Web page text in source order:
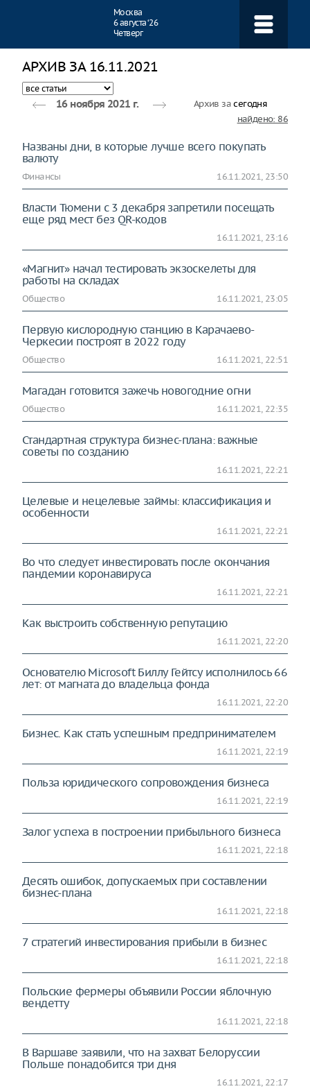
Москва
6 августа ‘26
Четверг
АРХИВ ЗА 16.11.2021
16 ноября 2021 г. Архив засегодня
найдено: 86
Названы дни, в которые лучше всего покупать
валюту
Финансы 16.11.2021, 23:50
Власти Тюмени с 3 декабря запретили посещать
еще ряд мест без QR-кодов
16.11.2021, 23:16
«Магнит» начал тестировать экзоскелеты для
работы на складах
Общество 16.11.2021, 23:05
Первую кислородную станцию в Карачаево-
Черкесии построят в 2022 году
Общество 16.11.2021, 22:51
Магадан готовится зажечь новогодние огни
Общество 16.11.2021, 22:35
Стандартная структура бизнес-плана: важные
советы по созданию
16.11.2021, 22:21
Целевые и нецелевые займы: классификация и
особенности
16.11.2021, 22:21
Во что следует инвестировать после окончания
пандемии коронавируса
16.11.2021, 22:21
Как выстроить собственную репутацию
16.11.2021, 22:20
Основателю Microsoft Биллу Гейтсу исполнилось 66
лет: от магната до владельца фонда
16.11.2021, 22:20
Бизнес. Как стать успешным предпринимателем
16.11.2021, 22:19
Польза юридического сопровождения бизнеса
16.11.2021, 22:19
Залог успеха в построении прибыльного бизнеса
16.11.2021, 22:18
Десять ошибок, допускаемых при составлении
бизнес-плана
16.11.2021, 22:18
7 стратегий инвестирования прибыли в бизнес
16.11.2021, 22:18
Польские фермеры объявили России яблочную
вендетту
16.11.2021, 22:18
В Варшаве заявили, что на захват Белоруссии
Польше понадобится три дня
16.11.2021, 22:17